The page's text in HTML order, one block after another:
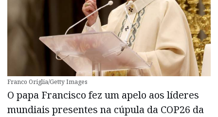
Franco Origlia/Getty Images
O papa Francisco fez um apelo aos líderes
mundiais presentes na cúpula da COP26 da